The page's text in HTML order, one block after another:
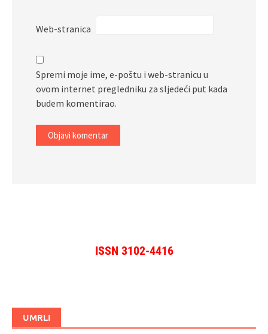
Web-stranica
Spremi moje ime, e-poštu i web-stranicu u
ovom internet pregledniku za sljedeći put kada
budem komentirao.
ISSN 3102-4416
UMRLI